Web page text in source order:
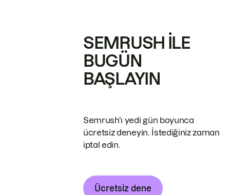
SEMRUSH ILE
BUGÜN
BAŞLAYIN
Semrush'ı yedi gün boyunca
ücretsiz deneyin. İstediğiniz zaman
iptal edin.
Ücretsiz dene